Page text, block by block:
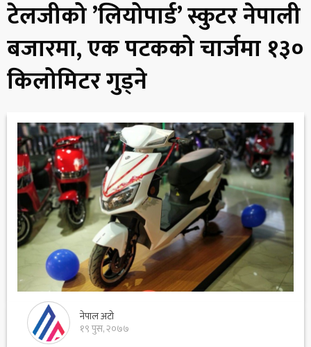
टेलजीको ’लियोपार्ड’ स्कुटर नेपाली
बजारमा, एक पटकको चार्जमा १३०
किलोमिटर गुड्ने
नेपाल अटो
१९ पुस, २०७७